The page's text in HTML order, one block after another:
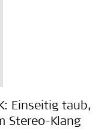
Einseitig taub,
Stereo-Klang